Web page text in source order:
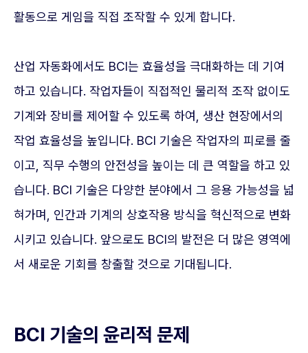
활동으로 게임을 직접 조작할 수 있게 합니다.
산업 자동화에서도 BCI는 효율성을 극대화하는 데 기여
하고 있습니다. 작업자들이 직접적인 물리적 조작 없이도
기계와 장비를 제어할 수 있도록 하여, 생산 현장에서의
작업 효율성을 높입니다. BCI 기술은 작업자의 피로를 줄
이고, 직무 수행의 안전성을 높이는 데 큰 역할을 하고 있
습니다. BCI 기술은 다양한 분야에서 그 응용 가능성을 넓
혀가며, 인간과 기계의 상호작용 방식을 혁신적으로 변화
시키고 있습니다. 앞으로도 BCI의 발전은 더 많은 영역에
서 새로운 기회를 창출할 것으로 기대됩니다.
BCI 기술의 윤리적 문제